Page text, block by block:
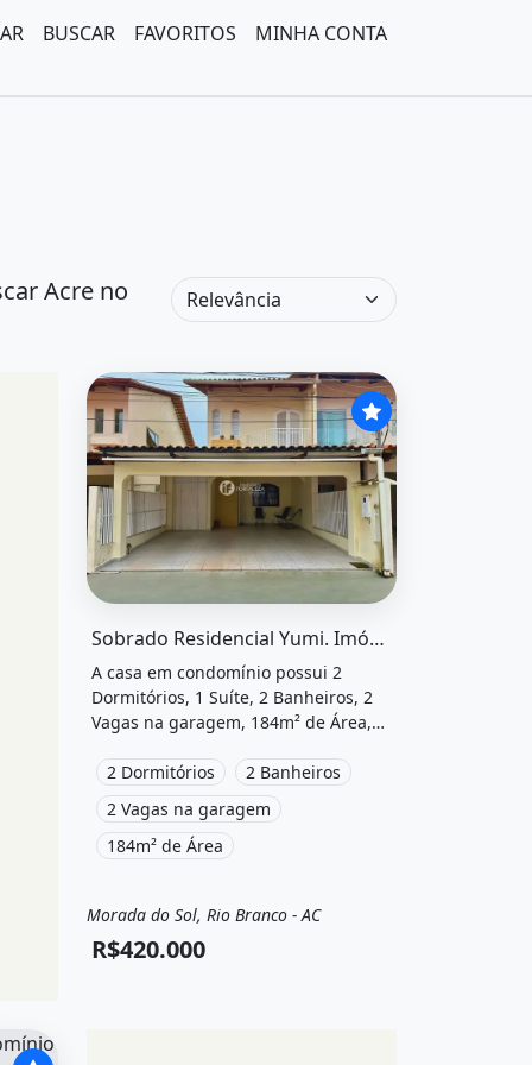
BUSCAR FAVORITOS MINHA CONTA
Acre no
Sobrado Residencial Yumi. Imóvel novo, 184m² de Área, 2 Vagas na...
A casa em condomínio possui 2
Dormitórios, 1 Suíte, 2 Banheiros, 2
Vagas na garagem, 184m² de Área,
de serviço, Churrasqueira, Piscina e
está localizado em Morada do Sol,
Rio Branco, Ac à venda por
R$420.000.
2 Dormitórios
2 Banheiros
2 Vagas na garagem
184m² de Área
Venda Casa em condomínio
Morada do Sol, Rio Branco - AC
R$420.000